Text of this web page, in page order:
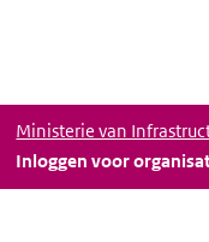
Ministerie van
Inloggen voor